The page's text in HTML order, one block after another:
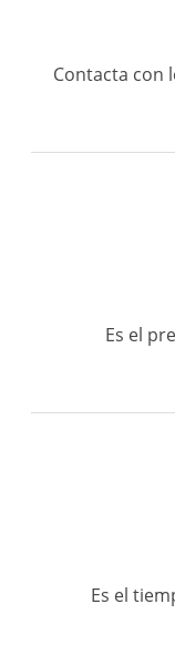
Contacta con
Es el
Es el